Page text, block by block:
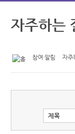
자주하는
참여·알림 자주